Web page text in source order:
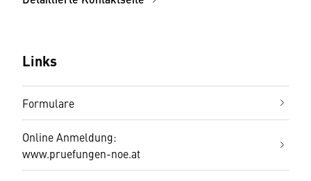
Links
Formulare
Online Anmeldung:
www.pruefungen-noe.at